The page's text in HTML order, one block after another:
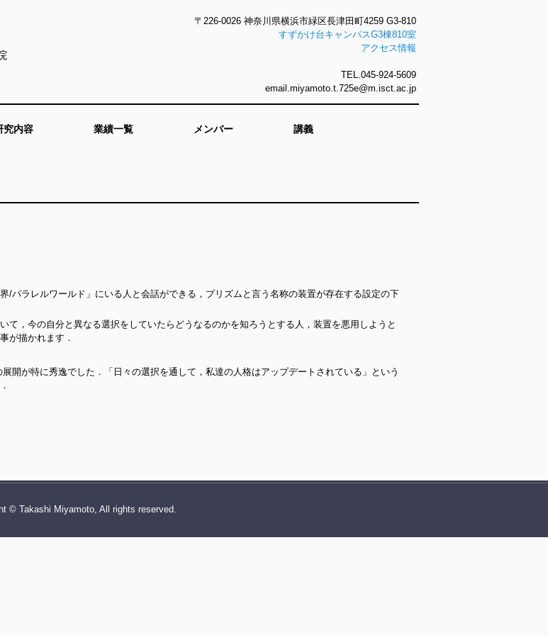
〒226-0026 神奈川県横浜市緑区長津田町4259 G3-810
すずかけ台キャンパスG3棟810室
アクセス情報
TEL.045-924-5609
email.miyamoto.t.725e@m.isct.ac.jp
究内容 業績一覧 メンバー 講義
/パラレルワールド」にいる人と会話ができる，プリズムと言う名称の装置が存在する設定の下
て，今の自分と異なる選択をしていたらどうなるのかを知ろうとする人，装置を悪用しようと
が描かれます．
開が特に秀逸でした．「日々の選択を通して，私達の人格はアップデートされている」という
© Takashi Miyamoto, All rights reserved.